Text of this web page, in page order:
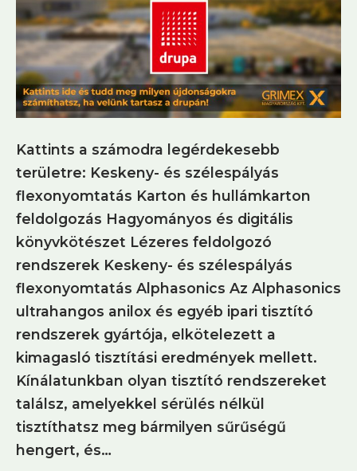
Kattints a számodra legérdekesebb
területre: Keskeny- és szélespályás
flexonyomtatás Karton és hullámkarton
feldolgozás Hagyományos és digitális
könyvkötészet Lézeres feldolgozó
rendszerek Keskeny- és szélespályás
flexonyomtatás Alphasonics Az Alphasonics
ultrahangos anilox és egyéb ipari tisztító
rendszerek gyártója, elkötelezett a
kimagasló tisztítási eredmények mellett.
Kínálatunkban olyan tisztító rendszereket
találsz, amelyekkel sérülés nélkül
tisztíthatsz meg bármilyen sűrűségű
hengert, és…